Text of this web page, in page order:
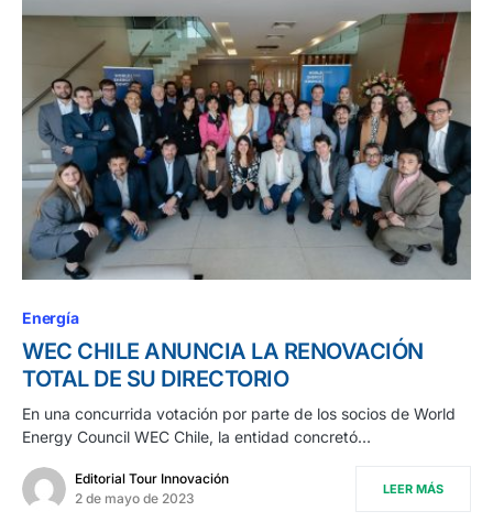
Energía
WEC CHILE ANUNCIA LA RENOVACIÓN
TOTAL DE SU DIRECTORIO
En una concurrida votación por parte de los socios de World
Energy Council WEC Chile, la entidad concretó…
Editorial Tour Innovación
2 de mayo de 2023
LEER MÁS